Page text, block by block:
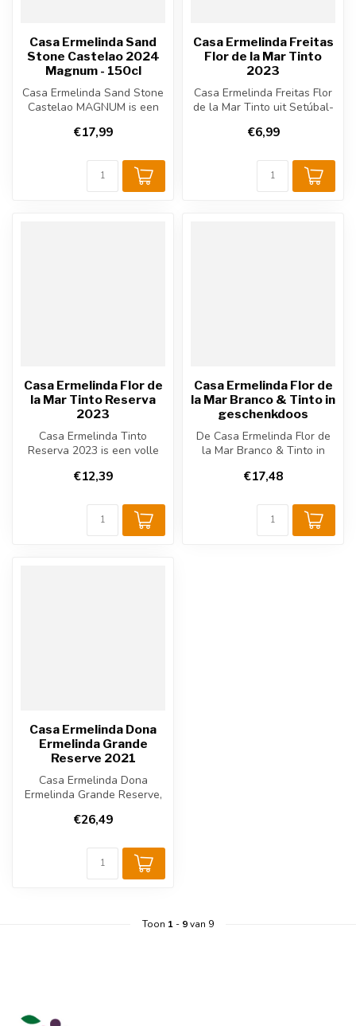
Casa Ermelinda Sand
Stone Castelao 2024
Magnum - 150cl
Casa Ermelinda Sand Stone
Castelao MAGNUM is een
Setúbal...
€17,99
Casa Ermelinda Freitas
Flor de la Mar Tinto
2023
Casa Ermelinda Freitas Flor
de la Mar Tinto uit Setúbal-
€6,99
Casa Ermelinda Flor de
la Mar Tinto Reserva
2023
Casa Ermelinda Tinto
Reserva 2023 is een volle
Setúbal. ...
€12,39
Casa Ermelinda Flor de
la Mar Branco & Tinto in
geschenkdoos
De Casa Ermelinda Flor de
la Mar Branco & Tinto in
Portu...
€17,48
Casa Ermelinda Dona
Ermelinda Grande
Reserve 2021
Casa Ermelinda Dona
Ermelinda Grande Reserve,
gemaakt van de...
€26,49
Toon 1- 9van 9